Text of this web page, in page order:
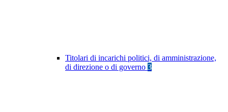
Titolari di incarichi politici, di amministrazione,
di direzione o di governo 3